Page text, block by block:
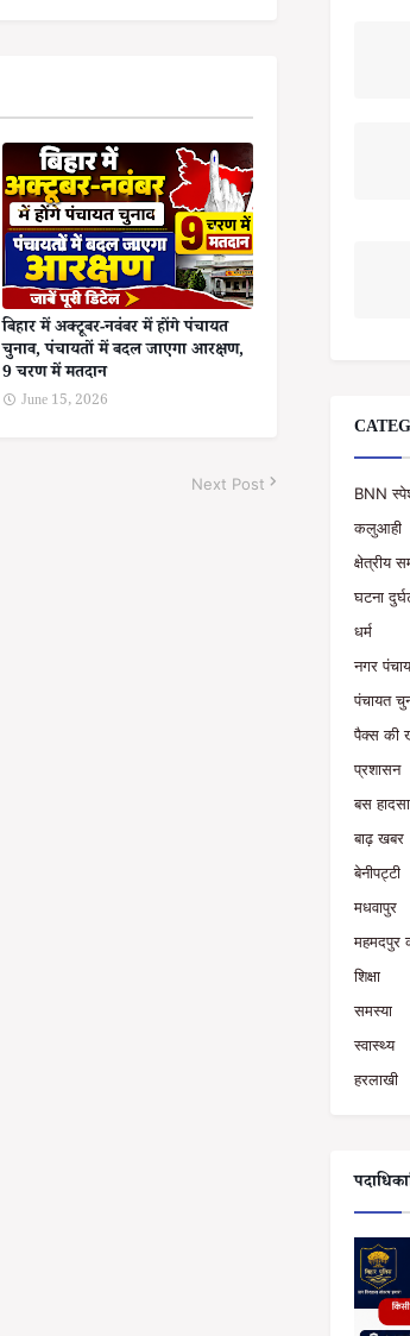
बिहार में अक्टूबर-नवंबर में होंगे पंचायत
चुनाव, पंचायतों में बदल जाएगा आरक्षण,
9 चरण में मतदान
June 15, 2026
Next Post
BNN
कलुआही
क्षेत्रीय
घटना
धर्म
नगर
पंचायत
पैक्स की
प्रशासन
बस
बाढ़ खबर
बेनीपट्टी
मधवापुर
महमदपुर
शिक्षा
समस्या
स्वास्थ्य
हरलाखी